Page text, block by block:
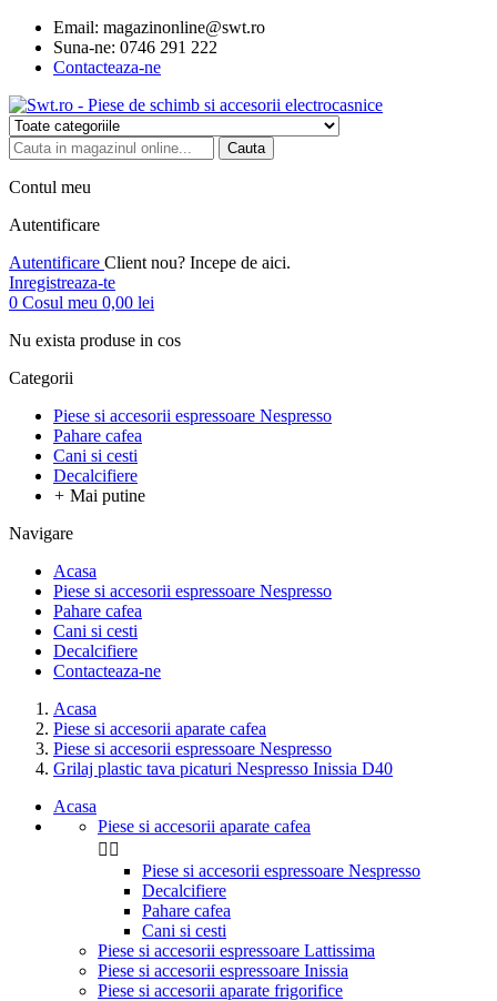
Email: magazinonline@swt.ro
Suna-ne: 0746 291 222
Contacteaza-ne
Cauta
Contul meu
Autentificare
Autentificare Client nou? Incepe de aici.
Inregistreaza-te
0 Cosul meu 0,00 lei
Nu exista produse in cos
Categorii
Piese si accesorii espressoare Nespresso
Pahare cafea
Cani si cesti
Decalcifiere
+ Mai putine
Navigare
Acasa
Piese si accesorii espressoare Nespresso
Pahare cafea
Cani si cesti
Decalcifiere
Contacteaza-ne
Acasa
Piese si accesorii aparate cafea
Piese si accesorii espressoare Nespresso
Grilaj plastic tava picaturi Nespresso Inissia D40
Acasa
Piese si accesorii aparate cafea
 
Piese si accesorii espressoare Nespresso
Decalcifiere
Pahare cafea
Cani si cesti
Piese si accesorii espressoare Lattissima
Piese si accesorii espressoare Inissia
Piese si accesorii aparate frigorifice